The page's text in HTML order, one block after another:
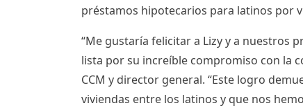
préstamos hipotecarios para latinos por
“Me gustaría felicitar a Lizy y a nuestros
lista por su increíble compromiso con la
CCM y director general. “Este logro
viviendas entre los latinos y que nos